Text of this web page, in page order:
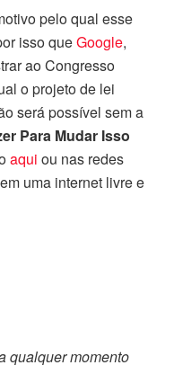
pelo qual esse
isso queGoogle,
ao Congresso
o projeto de lei
será possível sem a
Para Mudar Isso
aqui ou nas redes
uma internet livre e
qualquer momento